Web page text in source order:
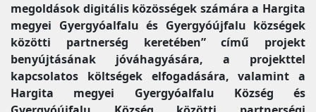
megoldások digitális közösségek számára a Hargita
megyei Gyergyóalfalu és Gyergyóújfalu községek
közötti partnerség keretében” című projekt
benyújtásának jóváhagyására, a projekttel
kapcsolatos költségek elfogadására, valamint a
Hargita megyei Gyergyóalfalu Község és